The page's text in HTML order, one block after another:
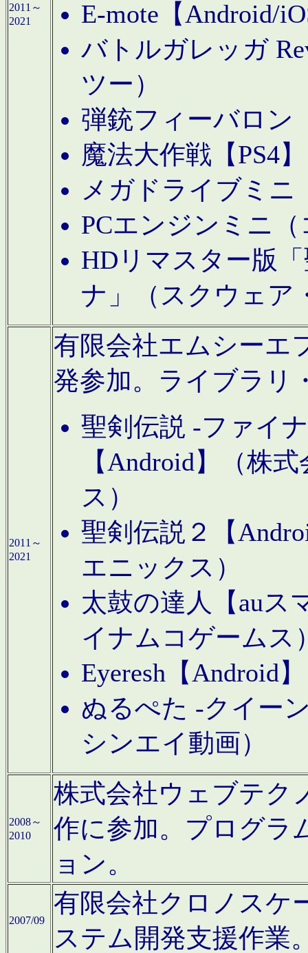
2011～
2021
E-mote【Android/
バトルガレッガ
ツー）
弾銃フィーバロン
魔法大作戦【PS4
メガドライブミニ
PCエンジンミニ
HDリマスター版
ナ」（スクウェア
2011～
2021
有限会社エムシーエ
発参加。ライブラリ
聖剣伝説 -ファイ
【Android】（株
ス）
聖剣伝説２【
エニックス）
太鼓の達人【auス
イナムコゲームス
Eyeresh【Android
ぬるぺた -クイー
シンエイ動画）
2008～
2010
株式会社ウェブテク
作に参加。プログラ
ョン。
2007/09
有限会社クロノスケ
ステム開発支援作業